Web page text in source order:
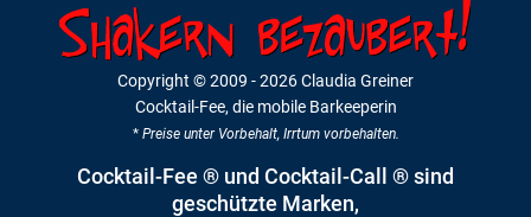
Copyright © 2009 - 2026 Claudia Greiner
Cocktail-Fee, die mobile Barkeeperin
* Preise unter Vorbehalt, Irrtum vorbehalten.
Cocktail-Fee ® und Cocktail-Call ® sind
geschützte Marken,